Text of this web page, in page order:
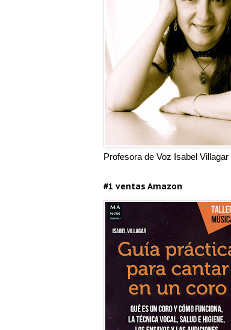
Profesora de Voz Isabel Villagar
#1 ventas Amazon